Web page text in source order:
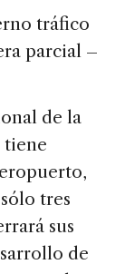
tráfico
parcial –
de la
tiene
tres
sus
de